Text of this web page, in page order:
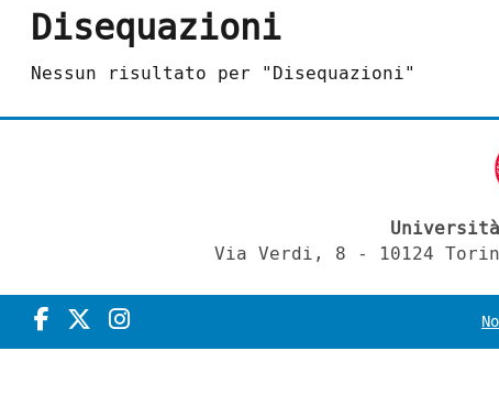
Disequazioni
Nessun risultato per "Disequazioni"
Via Verdi, 8 - 10124